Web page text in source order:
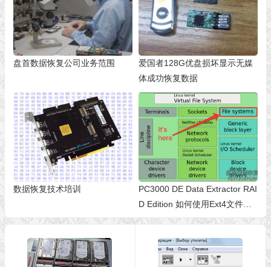
盘首数据恢复公司业务范围
爱国者128G优盘损坏显示无媒
体成功恢复数据
数据恢复技术培训
PC3000 DE Data Extractor RAI
D Edition 如何使用Ext4文件系
统元数据构建RAID阵列